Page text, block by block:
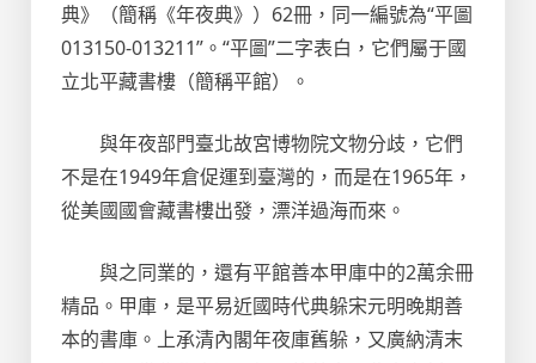
典》（簡稱《年夜典》）62冊，同一編號為“平圖
013150-013211”。“平圖”二字表白，它們屬于國
立北平藏書樓（簡稱平館）。
與年夜部門臺北故宮博物院文物分歧，它們
不是在1949年倉促運到臺灣的，而是在1965年，
從美國國會藏書樓出發，漂洋過海而來。
與之同業的，還有平館善本甲庫中的2萬余冊
精品。甲庫，是平易近國時代典躲宋元明晚期善
本的書庫。上承清內閣年夜庫舊躲，又廣納清末